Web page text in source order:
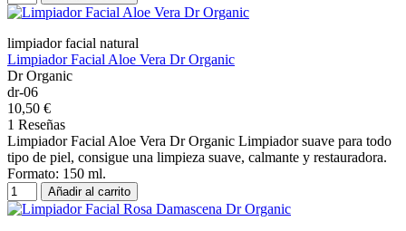
limpiador facial natural
Limpiador Facial Aloe Vera Dr Organic
Dr Organic
dr-06
10,50 €
1 Reseñas
Limpiador Facial Aloe Vera Dr Organic Limpiador suave para todo
tipo de piel, consigue una limpieza suave, calmante y restauradora.
Formato: 150 ml.
Añadir al carrito